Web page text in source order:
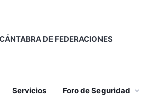
DE FEDERACIONES
Servicios Foro de Seguridad